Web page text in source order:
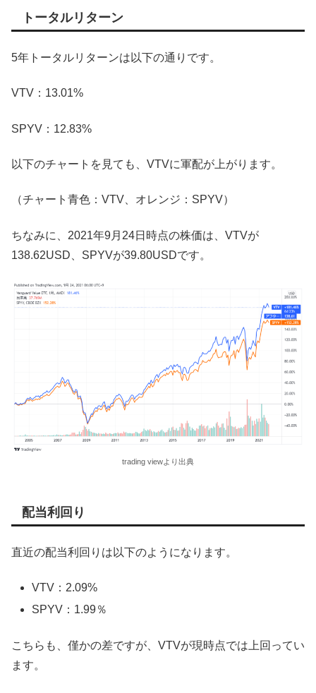
トータルリターン
5年トータルリターンは以下の通りです。
VTV：13.01%
SPYV：12.83%
以下のチャートを見ても、VTVに軍配が上がります。
（チャート青色：VTV、オレンジ：SPYV）
ちなみに、2021年9月24日時点の株価は、VTVが
138.62USD、SPYVが39.80USDです。
trading viewより出典
配当利回り
直近の配当利回りは以下のようになります。
VTV：2.09%
SPYV：1.99％
こちらも、僅かの差ですが、VTVが現時点では上回ってい
ます。